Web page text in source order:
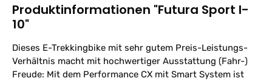
Produktinformationen "Futura Sport I-
10"
Dieses E-Trekkingbike mit sehr gutem Preis-Leistungs-
Verhältnis macht mit hochwertiger Ausstattung (Fahr-)
Freude: Mit dem Performance CX mit Smart System ist